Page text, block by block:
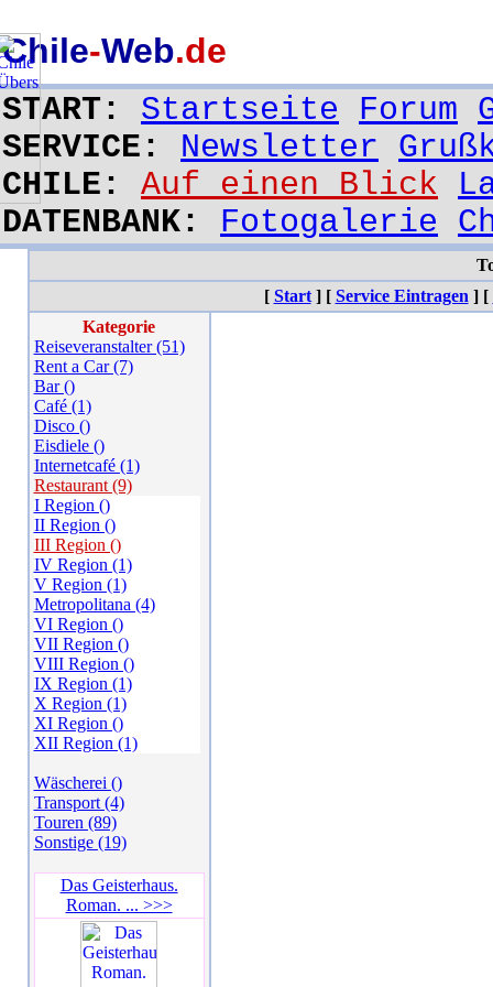
Chile-Web.de
START: Startseite Forum
SERVICE: Newsletter
CHILE: Auf einen Blick
DATENBANK: Fotogalerie
[ Start][ Service Eintragen ][
Kategorie
Reiseveranstalter (51)
Rent a Car (7)
Bar ()
Café (1)
Disco ()
Eisdiele ()
Internetcafé (1)
Restaurant (9)
I Region ()
II Region ()
III Region ()
IV Region (1)
V Region (1)
Metropolitana (4)
VI Region ()
VII Region ()
VIII Region ()
IX Region (1)
X Region (1)
XI Region ()
XII Region (1)
Wäscherei ()
Transport (4)
Touren (89)
Sonstige (19)
Das Geisterhaus.
Roman. ... >>>